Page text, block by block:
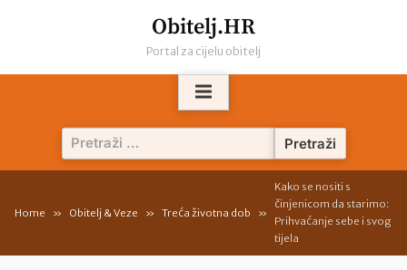
Obitelj.HR
Portal za cijelu obitelj
Pretraži:
Home Obitelj & Veze Treća životna dob
Kako se nositi s
činjenicom da starimo:
Prihvaćanje sebe i svog
tijela